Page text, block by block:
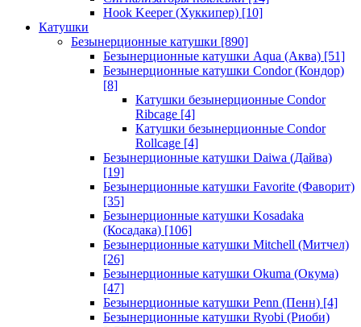
Hook Keeper (Хуккипер) [10]
Катушки
Безынерционные катушки [890]
Безынерционные катушки Aqua (Аква) [51]
Безынерционные катушки Condor (Кондор)
[8]
Катушки безынерционные Condor
Ribcage [4]
Катушки безынерционные Condor
Rollcage [4]
Безынерционные катушки Daiwa (Дайва)
[19]
Безынерционные катушки Favorite (Фаворит)
[35]
Безынерционные катушки Kosadaka
(Косадака) [106]
Безынерционные катушки Mitchell (Митчел)
[26]
Безынерционные катушки Okuma (Окума)
[47]
Безынерционные катушки Penn (Пенн) [4]
Безынерционные катушки Ryobi (Риоби)